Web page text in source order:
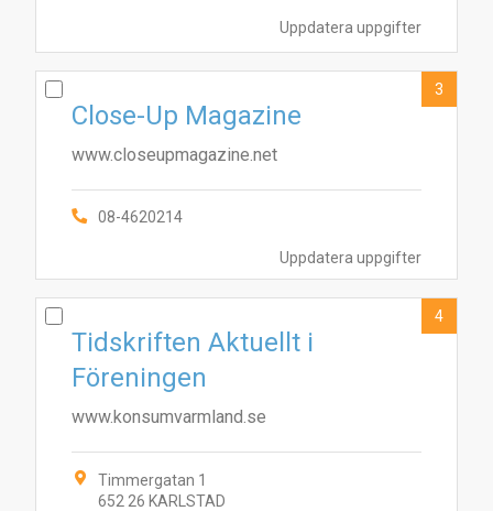
Uppdatera uppgifter
Uppdatera uppgifter
Close-Up Magazine
www.closeupmagazine.net
08-4620214
3
Tidskriften Aktuellt i
Föreningen
www.konsumvarmland.se
Timmergatan 1
652 26 KARLSTAD
4